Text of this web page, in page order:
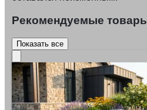
Рекомендуемые
Показать все